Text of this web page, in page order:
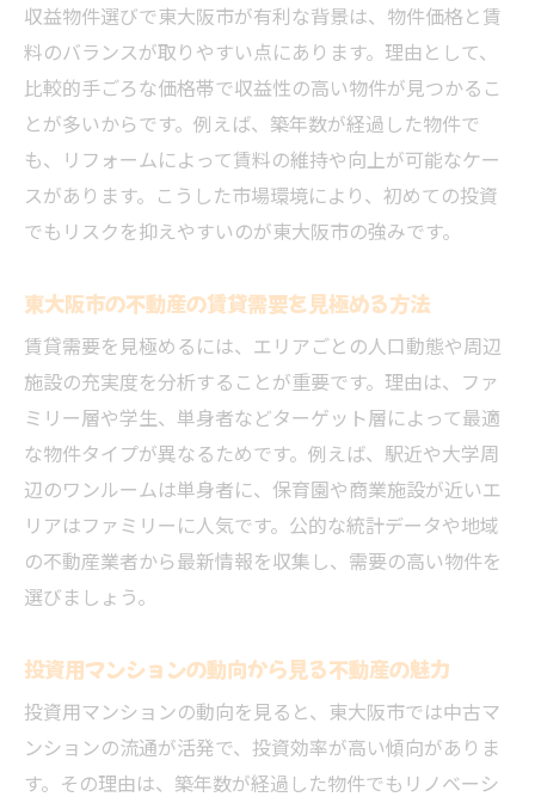
投資用マンション選択時の不動産リスクを
回避する
オーナーチェンジ物件を見極める失敗しな
いコツ
安定収入を目指すなら東大阪市の不動産が有利
東大阪市不動産投資で安定家賃収入を実現
する方法
収益物件の選定が不動産投資の収入安定の
オーナーチェンジ物件活用で即収益化を狙
う戦略
不動産一棟買いで長期的な資産運用が可能
になる
投資用マンションの安定需要に焦点を当て
る理由
利回り最大化のための東大阪市不動産の選
築年数や立地が東大阪市の利回りを左右する理
由
不動産の築年数が利回りに与える具体的影
響
収益物件選びで東大阪市が有利な背景は、物件価格と賃
料のバランスが取りやすい点にあります。理由として、
比較的手ごろな価格帯で収益性の高い物件が見つかるこ
とが多いからです。例えば、築年数が経過した物件で
も、リフォームによって賃料の維持や向上が可能なケー
スがあります。こうした市場環境により、初めての投資
でもリスクを抑えやすいのが東大阪市の強みです。
東大阪市の不動産の賃貸需要を見極める方法
賃貸需要を見極めるには、エリアごとの人口動態や周辺
施設の充実度を分析することが重要です。理由は、ファ
ミリー層や学生、単身者などターゲット層によって最適
な物件タイプが異なるためです。例えば、駅近や大学周
辺のワンルームは単身者に、保育園や商業施設が近いエ
リアはファミリーに人気です。公的な統計データや地域
の不動産業者から最新情報を収集し、需要の高い物件を
選びましょう。
投資用マンションの動向から見る不動産の魅力
投資用マンションの動向を見ると、東大阪市では中古マ
ンションの流通が活発で、投資効率が高い傾向がありま
す。その理由は、築年数が経過した物件でもリノベーシ